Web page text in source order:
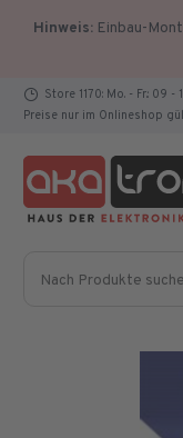
Hinweis: Einbau-
Store 1170: Mo. - Fr.: 09 -
Preise nur im Onlineshop